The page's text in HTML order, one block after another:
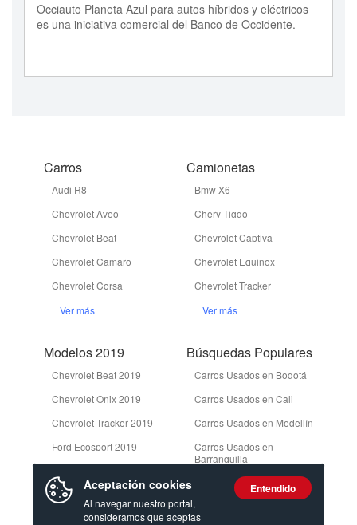
Occiauto Planeta Azul para autos híbridos y eléctricos
es una iniciativa comercial del Banco de Occidente.
Carros
Audi R8
Chevrolet Aveo
Chevrolet Beat
Chevrolet Camaro
Chevrolet Corsa
Ver más
Camionetas
Bmw X6
Chery Tiggo
Chevrolet Captiva
Chevrolet Equinox
Chevrolet Tracker
Ver más
Modelos 2019
Chevrolet Beat 2019
Chevrolet Onix 2019
Chevrolet Tracker 2019
Ford Ecosport 2019
Ver más
Búsquedas Populares
Carros Usados en Bogotá
Carros Usados en Cali
Carros Usados en Medellín
Carros Usados en
Barranquilla
Camionetas Usadas en
Aceptación cookies
Al navegar nuestro portal,
consideramos que aceptas
Entendido